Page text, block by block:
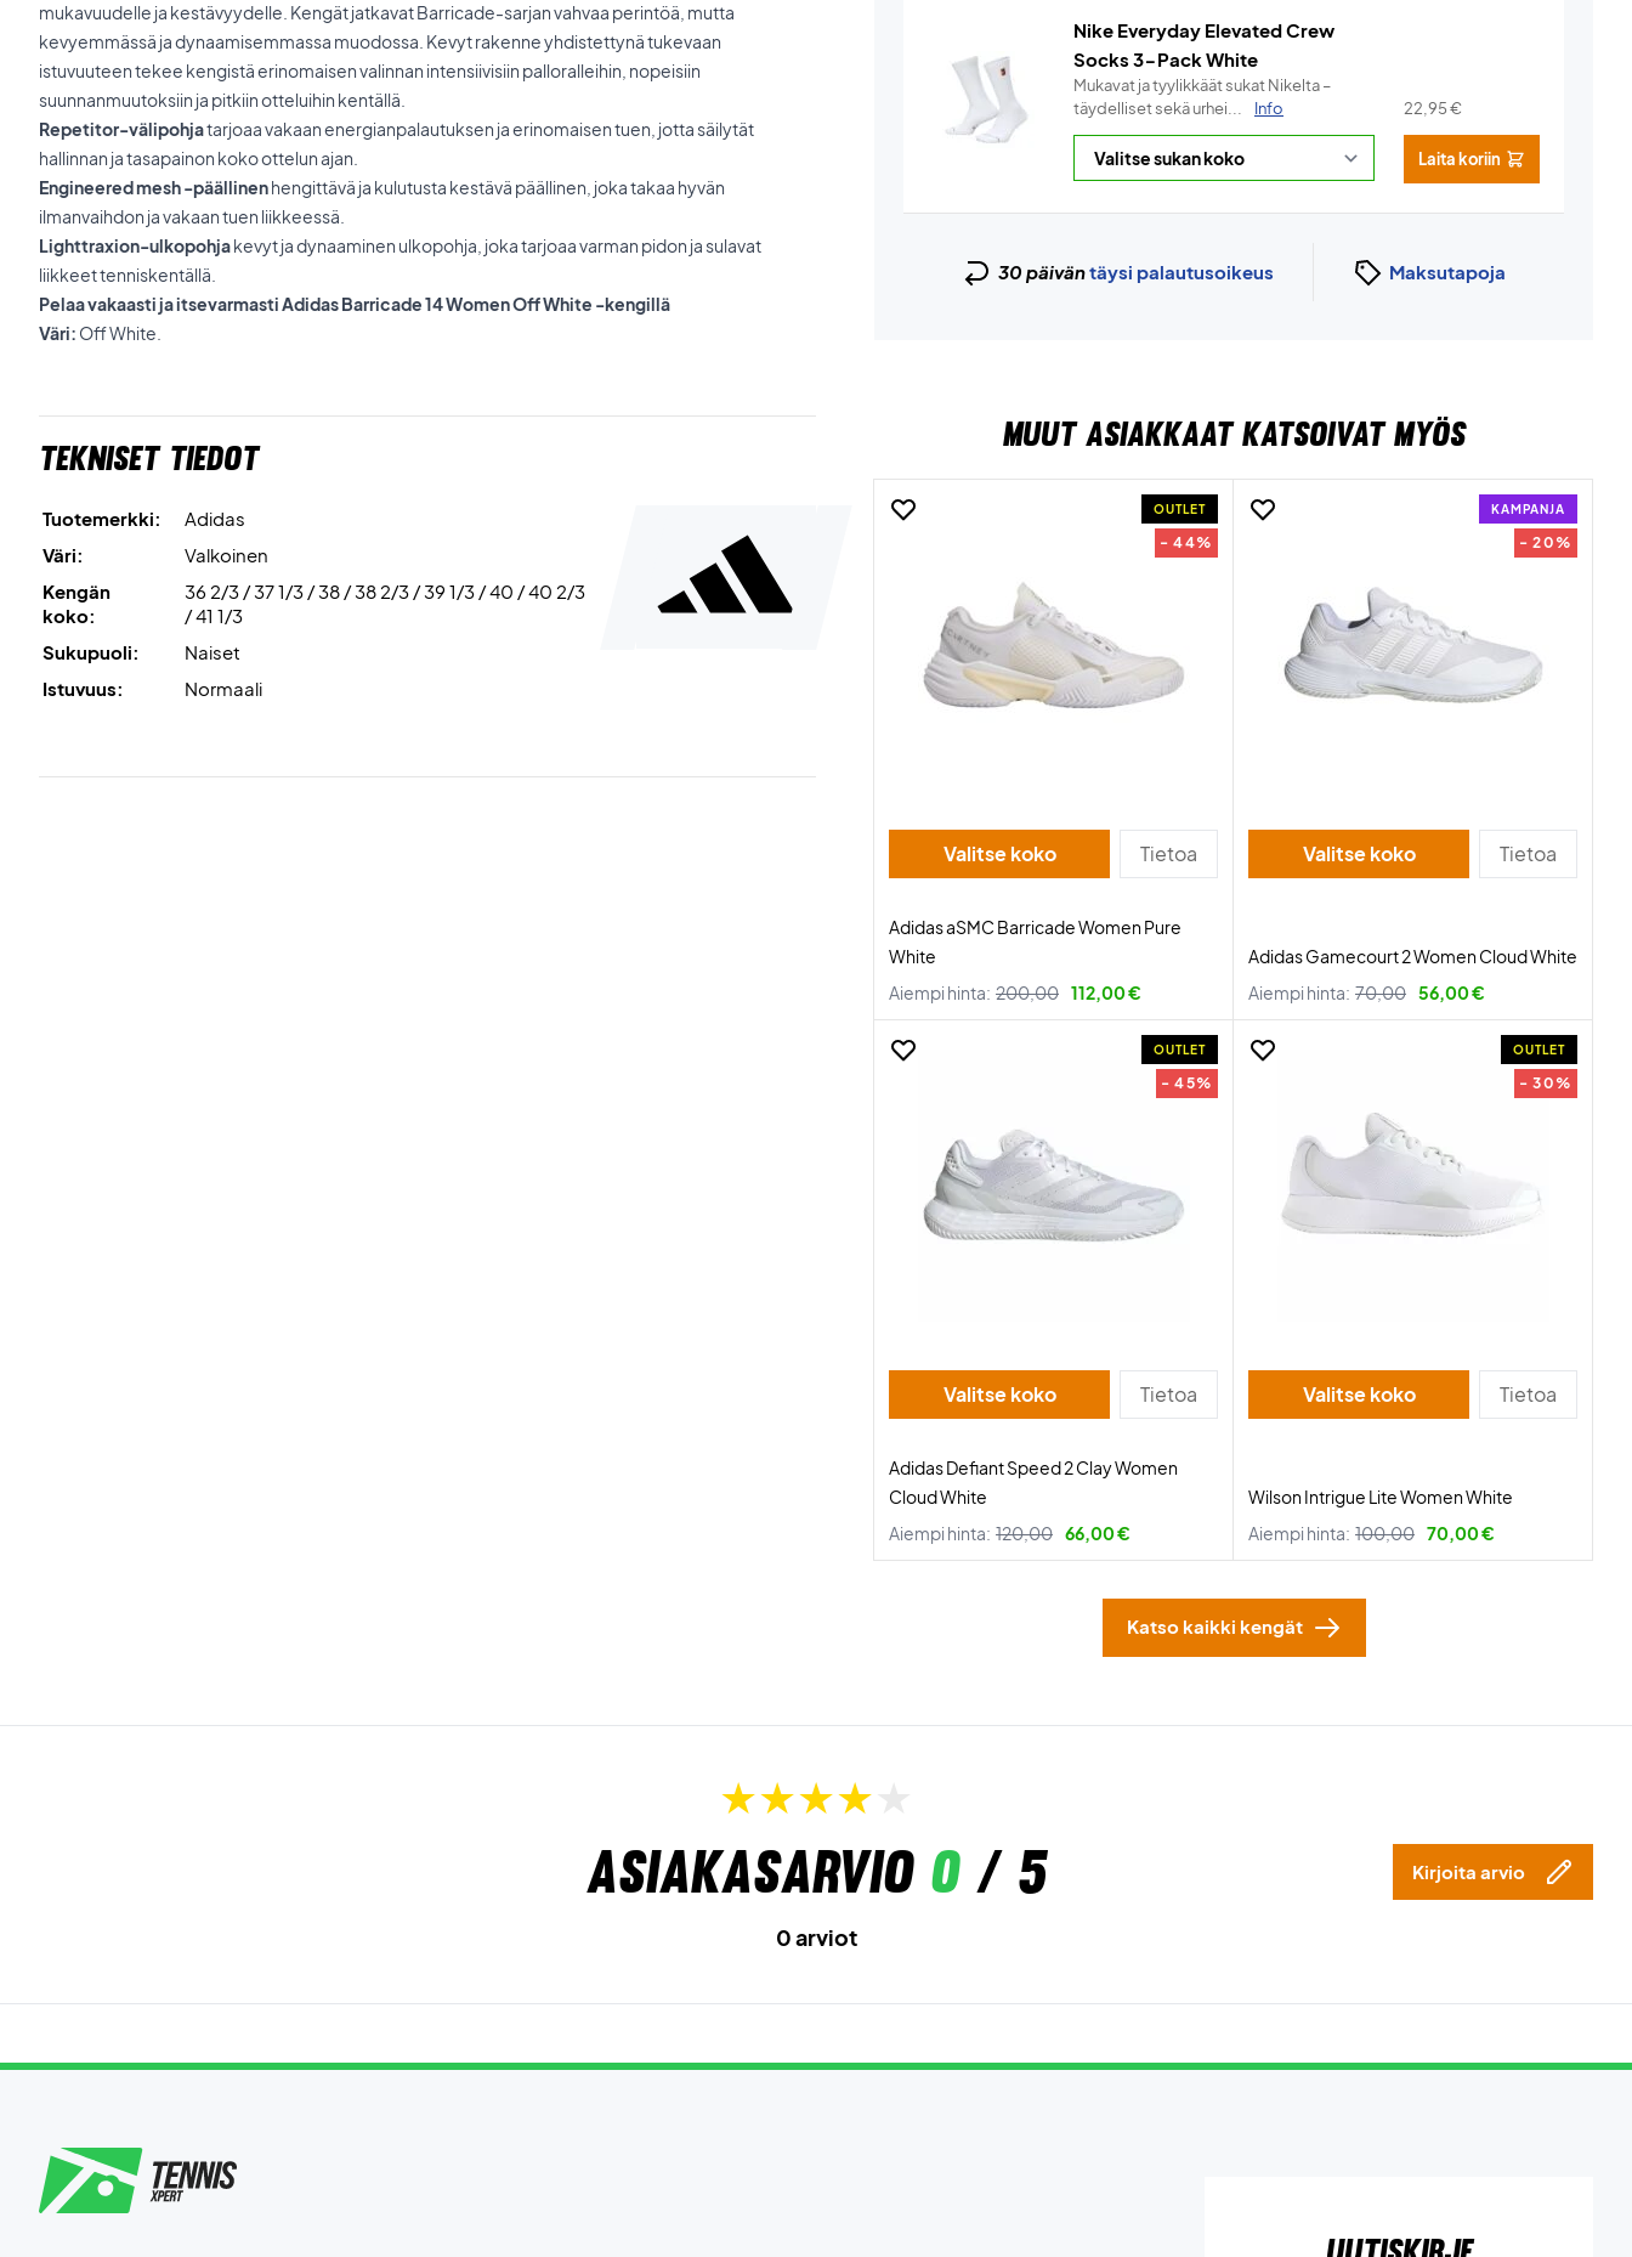
mukavuudelle ja kestävyydelle. Kengät jatkavat Barricade-sarjan vahvaa perintöä, mutta
kevyemmässä ja dynaamisemmassa muodossa. Kevyt rakenne yhdistettynä tukevaan
istuvuuteen tekee kengistä erinomaisen valinnan intensiivisiin palloralleihin, nopeisiin
suunnanmuutoksiin ja pitkiin otteluihin kentällä.
Repetitor-välipohjatarjoaa vakaan energianpalautuksen ja erinomaisen tuen, jotta säilytät
hallinnan ja tasapainon koko ottelun ajan.
Engineered mesh -päällinenhengittävä ja kulutusta kestävä päällinen, joka takaa hyvän
ilmanvaihdon ja vakaan tuen liikkeessä.
Lighttraxion-ulkopohjakevyt ja dynaaminen ulkopohja, joka tarjoaa varman pidon ja sulavat
liikkeet tenniskentällä.
Pelaa vakaasti ja itsevarmasti Adidas Barricade 14 Women Off White -kengillä
Väri: Off White.
Tekniset tiedot
Tuotemerkki:
Adidas
Väri:
Valkoinen
Kengän
koko:
36 2/3 / 37 1/3 / 38 / 38 2/3 / 39 1/3 / 40 / 40 2/3
/ 41 1/3
Sukupuoli:
Naiset
Istuvuus:
Normaali
Nike Everyday Elevated Crew
Socks 3-Pack White
Mukavat ja tyylikkäät sukat Nikelta –
täydelliset sekä urhei...
Info 22,95€
Laita koriin
30 päiväntäysi palautusoikeus Maksutapoja
MUUT ASIAKKAAT KATSOIVAT MYÖS
OUTLET
- 44%
Valitse koko Tietoa
Adidas aSMC Barricade Women Pure
White
Aiempi hinta: 200,00 112,00 €
KAMPANJA
- 20%
Valitse koko Tietoa
Adidas Gamecourt 2 Women Cloud White
Aiempi hinta: 70,00 56,00 €
OUTLET
- 45%
Valitse koko Tietoa
Adidas Defiant Speed 2 Clay Women
Cloud White
Aiempi hinta: 120,00 66,00 €
OUTLET
- 30%
Valitse koko Tietoa
Wilson Intrigue Lite Women White
Aiempi hinta: 100,00 70,00 €
Katso kaikki kengät
Asiakasarvio 0/ 5 Kirjoita arvio
0 arviot